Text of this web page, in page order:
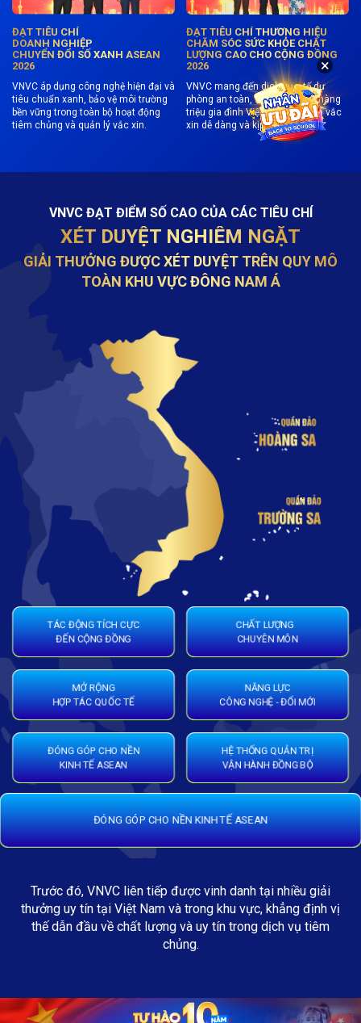
ĐẠT TIÊU CHÍ
DOANH NGHIỆP
CHUYỂN ĐỔI SỐ XANH ASEAN
2026
VNVC áp dụng công nghệ hiện đại và
tiêu chuẩn xanh, bảo vệ môi trường
bền vững trong toàn bộ hoạt động
tiêm chủng và quản lý vắc xin.
ĐẠT TIÊU CHÍ THƯƠNG HIỆU
CHĂM SÓC SỨC KHỎE CHẤT
LƯỢNG CAO CHO CỘNG ĐỒNG
2026
VNVC mang đến dịch vụ y tế dự
phòng an toàn, tiện nghi, giúp hàng
triệu gia đình Việt Nam tiếp cận vắc
xin dễ dàng và kịp thời.
VNVC ĐẠT ĐIỂM SỐ CAO CỦA CÁC TIÊU CHÍ
XÉT DUYỆT NGHIÊM NGẶT
GIẢI THƯỞNG ĐƯỢC XÉT DUYỆT TRÊN QUY MÔ
TOÀN KHU VỰC ĐÔNG NAM Á
TÁC ĐỘNG TÍCH CỰC
ĐẾN CỘNG ĐỒNG
CHẤT LƯỢNG
CHUYÊN MÔN
MỞ RỘNG
HỢP TÁC QUỐC TẾ
NĂNG LỰC
CÔNG NGHỆ - ĐỔI MỚI
ĐÓNG GÓP CHO NỀN
KINH TẾ ASEAN
HỆ THỐNG QUẢN TRỊ
VẬN HÀNH ĐỒNG BỘ
ĐÓNG GÓP CHO NỀN KINH TẾ ASEAN
Trước đó, VNVC liên tiếp được vinh danh tại nhiều giải
thưởng uy tín tại Việt Nam và trong khu vực, khẳng định vị
thế dẫn đầu về chất lượng và uy tín trong dịch vụ tiêm
chủng.
×